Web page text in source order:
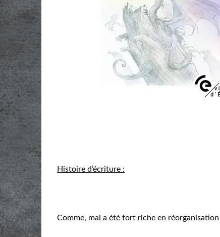
Histoire d’écriture :
Comme, mai a été fort riche en